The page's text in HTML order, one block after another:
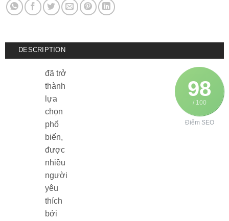
DESCRIPTION
98
/ 100
Điểm SEO
đã trở
thành
lựa
chọn
phổ
biến,
được
nhiều
người
yêu
thích
bởi